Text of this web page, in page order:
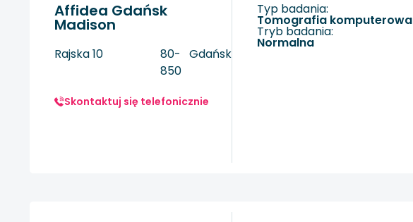
Affidea Gdańsk
Madison
Rajska 10
80-
850
Gdańsk
Skontaktuj się telefonicznie
Typ badania:
tomografia komputerowa
Tryb badania:
Normalna